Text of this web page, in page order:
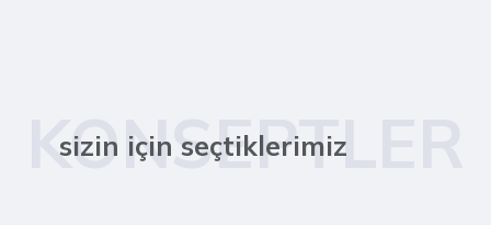
KONSEPTLER
sizin için seçtiklerimiz